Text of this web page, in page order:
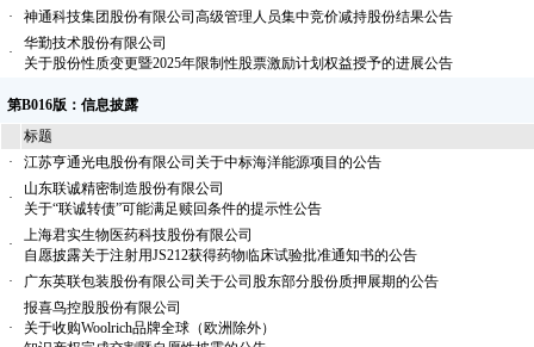
·
神通科技集团股份有限公司高级管理人员集中竞价减持股份结果公告
·
华勤技术股份有限公司
关于股份性质变更暨2025年限制性股票激励计划权益授予的进展公告
第B016版：信息披露
标题
·
江苏亨通光电股份有限公司关于中标海洋能源项目的公告
·
山东联诚精密制造股份有限公司
关于“联诚转债”可能满足赎回条件的提示性公告
·
上海君实生物医药科技股份有限公司
自愿披露关于注射用JS212获得药物临床试验批准通知书的公告
·
广东英联包装股份有限公司关于公司股东部分股份质押展期的公告
·
报喜鸟控股股份有限公司
关于收购Woolrich品牌全球（欧洲除外）